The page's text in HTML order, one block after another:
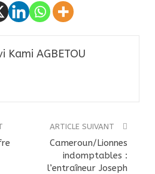
Kami AGBETOU
ARTICLE SUIVANT
Cameroun/Lionnes
indomptables :
l’entraîneur Joseph